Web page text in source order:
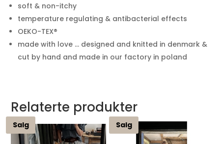
soft & non-itchy
temperature regulating & antibacterial effects
OEKO-TEX®
made with love … designed and knitted in denmark &
cut by hand and made in our factory in poland
Relaterte produkter
Salg Salg